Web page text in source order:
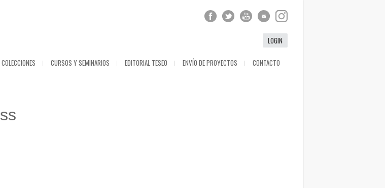
LOGIN
COLECCIONES CURSOS Y SEMINARIOS EDITORIAL TESEO ENVÍO DE PROYECTOS CONTACTO